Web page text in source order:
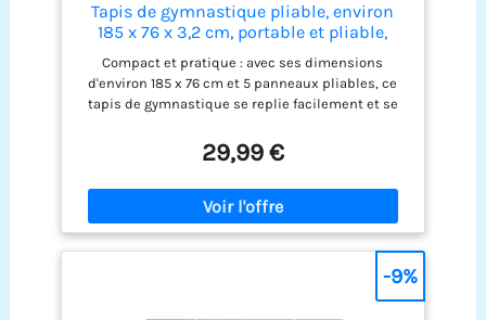
Tapis de gymnastique pliable, environ
185 x 76 x 3,2 cm, portable et pliable,
idéal comme tapis de fitness, tapis de
yoga, tapis de jeu, pour chambre
d’enfants (bleu)
Compact et pratique : avec ses dimensions
d'environ 185 x 76 cm et 5 panneaux pliables, ce
tapis de gymnastique se replie facilement et se
petits appartements ou les chambres d'enfants
où l'espace de rangement est souvent limité.
Matière résistante et facile d'entretien : 100 %
polyester, non seulement robuste, mais aussi
lavable. Pratique pour un usage quotidien ; il suffit
d’utiliser un chiffon humide pour garder le tapis
de sol souple propre et hygiénique. Utilisation
polyvalente pour différentes activités : qu'il soit
29,99 €
-9%